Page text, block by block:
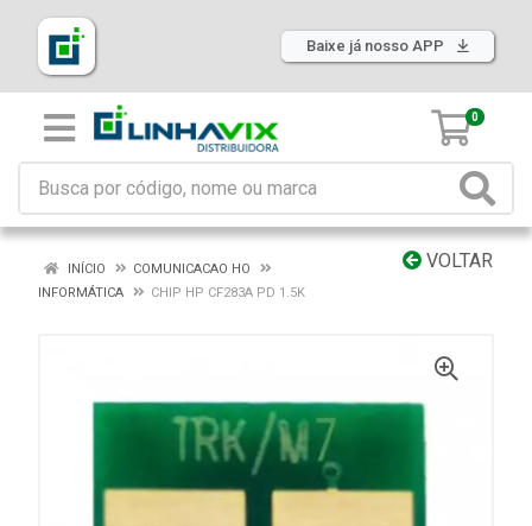
Baixe já nosso APP
0
VOLTAR
INÍCIO
COMUNICACAO HO
INFORMÁTICA
CHIP HP CF283A PD 1.5K